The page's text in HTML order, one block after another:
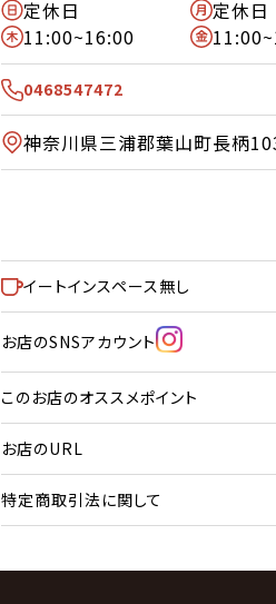
定休日 定休日
11:00~16:00
0468547472
神奈川県三浦郡葉山町長柄
イートインスペース無し
お店のSNSアカウント
このお店のオススメポイント
お店のURL
特定商取引法に関して